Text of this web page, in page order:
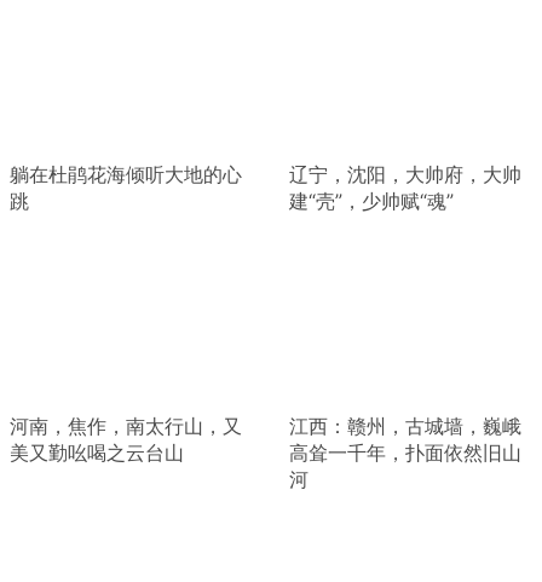
躺在杜鹃花海倾听大地的心
跳
辽宁，沈阳，大帅府，大帅
建“壳”，少帅赋“魂”
河南，焦作，南太行山，又
美又勤吆喝之云台山
江西：赣州，古城墙，巍峨
高耸一千年，扑面依然旧山
河